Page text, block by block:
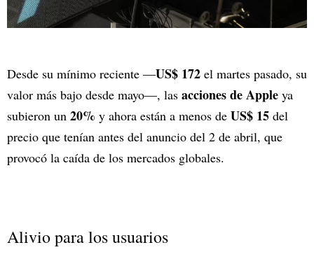
Desde su mínimo reciente —US$ 172 el martes pasado, su
valor más bajo desde mayo—, las acciones de Apple ya
subieron un 20% y ahora están a menos de US$ 15 del
precio que tenían antes del anuncio del 2 de abril, que
provocó la caída de los mercados globales.
Alivio para los usuarios